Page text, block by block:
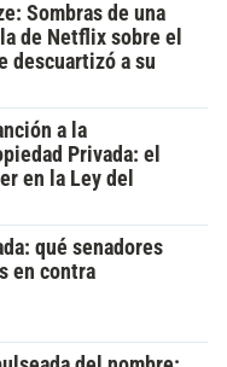
Sombras de una
de Netflix sobre el
descuartizó a su
a la
Privada: el
en la Ley del
qué senadores
en contra